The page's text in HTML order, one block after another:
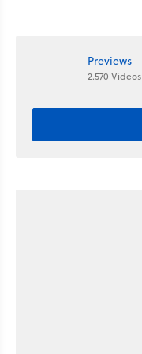
Previews
2.570 Videos